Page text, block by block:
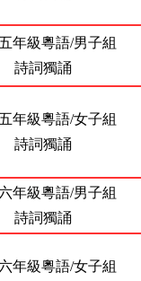
年級粵語/男子組
詩詞獨誦
年級粵語/女子組
詩詞獨誦
年級粵語/男子組
詩詞獨誦
年級粵語/女子組